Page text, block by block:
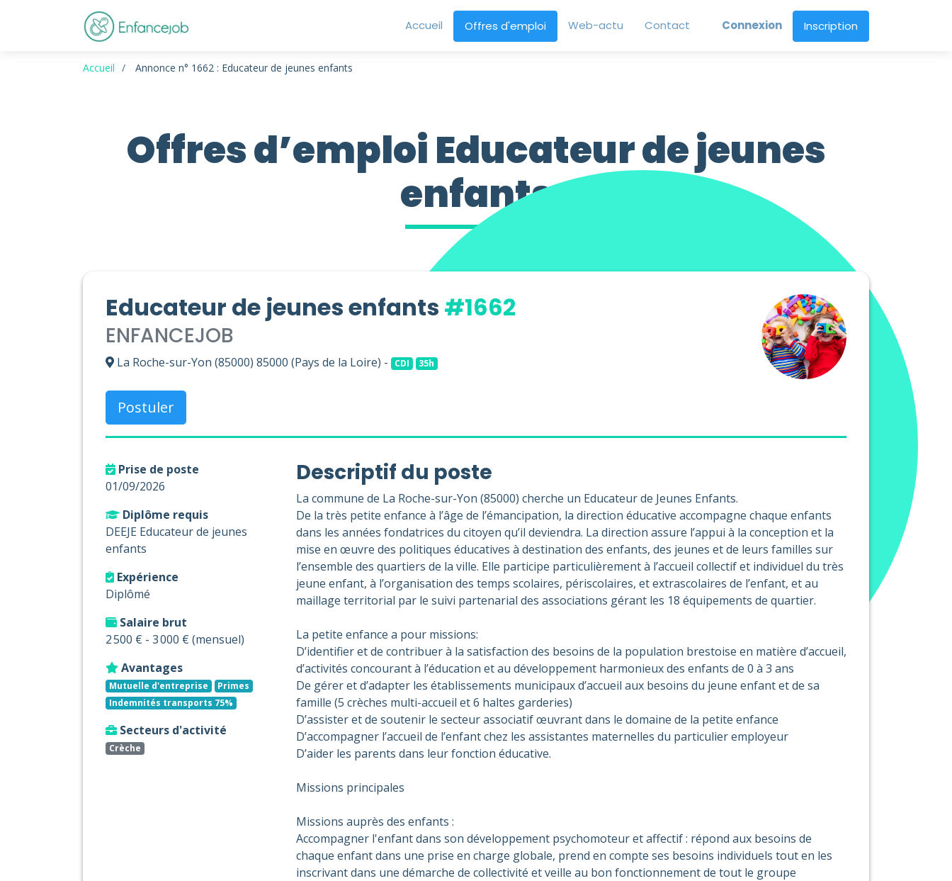
Accueil Offres d'emploi Web-actu Contact Connexion Inscription
Accueil Annonce n° 1662 : Educateur de jeunes enfants
Offres d’emploi Educateur de jeunes
enfants
Educateur de jeunes enfants #1662
ENFANCEJOB
La Roche-sur-Yon (85000) 85000 (Pays de la Loire) - CDI 35h
Postuler
Prise de poste
01/09/2026
Diplôme requis
DEEJE Educateur de jeunes
enfants
Expérience
Diplômé
Salaire brut
2 500 € - 3 000 € (mensuel)
Avantages
Mutuelle d'entreprise
Primes
Indemnités transports 75%
Secteurs d'activité
Crèche
Descriptif du poste
La commune de La Roche-sur-Yon (85000) cherche un Educateur de Jeunes Enfants.
De la très petite enfance à l’âge de l’émancipation, la direction éducative accompagne chaque enfants
dans les années fondatrices du citoyen qu’il deviendra. La direction assure l’appui à la conception et la
mise en œuvre des politiques éducatives à destination des enfants, des jeunes et de leurs familles sur
l’ensemble des quartiers de la ville. Elle participe particulièrement à l’accueil collectif et individuel du très
jeune enfant, à l’organisation des temps scolaires, périscolaires, et extrascolaires de l’enfant, et au
maillage territorial par le suivi partenarial des associations gérant les 18 équipements de quartier.
La petite enfance a pour missions:
D’identifier et de contribuer à la satisfaction des besoins de la population brestoise en matière d’accueil,
d’activités concourant à l’éducation et au développement harmonieux des enfants de 0 à 3 ans
De gérer et d’adapter les établissements municipaux d’accueil aux besoins du jeune enfant et de sa
famille (5 crèches multi-accueil et 6 haltes garderies)
D’assister et de soutenir le secteur associatif œuvrant dans le domaine de la petite enfance
D’accompagner l’accueil de l’enfant chez les assistantes maternelles du particulier employeur
D’aider les parents dans leur fonction éducative.
Missions principales
Missions auprès des enfants :
Accompagner l'enfant dans son développement psychomoteur et affectif : répond aux besoins de
chaque enfant dans une prise en charge globale, prend en compte ses besoins individuels tout en les
inscrivant dans une démarche de collectivité et veille au bon fonctionnement de tout le groupe